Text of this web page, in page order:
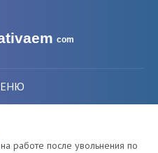
com
работе после увольнения по